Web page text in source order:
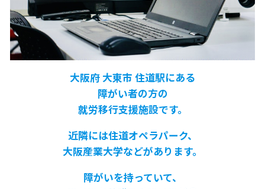
大阪府 大東市 住道駅にある
障がい者の方の
就労移行支援施設です。
近隣には住道オペラパーク、
大阪産業大学などがあります。
障がいを持っていて、